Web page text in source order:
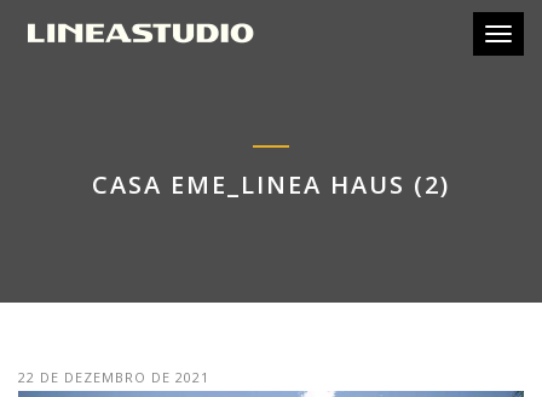
CASA EME_LINEA HAUS (2)
22 DE DEZEMBRO DE 2021